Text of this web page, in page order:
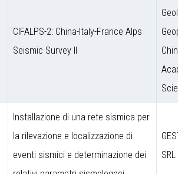
CIFALPS-2: China-Italy-France Alps
Seismic Survey II
Installazione di una rete sismica per
la rilevazione e localizzazione di
eventi sismici e determinazione dei
SRL